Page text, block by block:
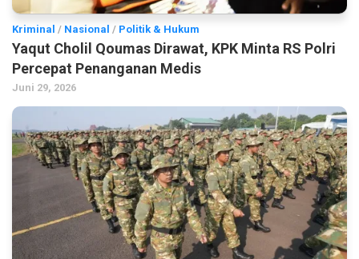
Kriminal / Nasional / Politik & Hukum
Yaqut Cholil Qoumas Dirawat, KPK Minta RS Polri
Percepat Penanganan Medis
Juni 29, 2026